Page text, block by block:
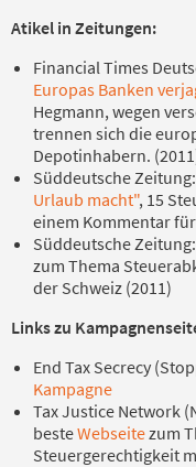
Atikel in Zeitungen:
Financial Times
Europas Banken
Hegmann, wegen
trennen sich die
Depotinhabern.
Süddeutsche Zeitung:
Urlaub macht", 15
einem Kommentar
Süddeutsche Zeitung:
zum Thema
der Schweiz (2011)
Links zu
End Tax Secrecy
Kampagne
Tax Justice Network
besteWebseitezum
Steuergerechtigkeit